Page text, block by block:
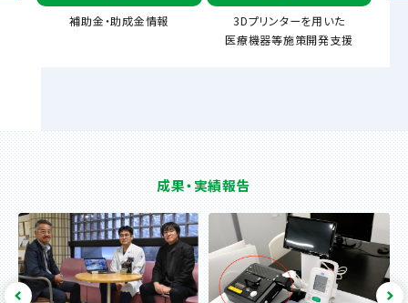
補助金・助成金情報
3Dプリンターを用いた
医療機器等施策開発支援
成果・実績報告